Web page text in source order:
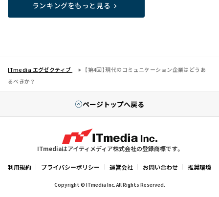
ランキングをもっと見る
ITmedia エグゼクティブ
【第4回】現代のコミュニケーション企業はどうあ
るべきか？
ページトップへ戻る
ITmediaはアイティメディア株式会社の登録商標です。
利用規約 プライバシーポリシー 運営会社 お問い合わせ 推奨環境
Copyright © ITmedia Inc. All Rights Reserved.